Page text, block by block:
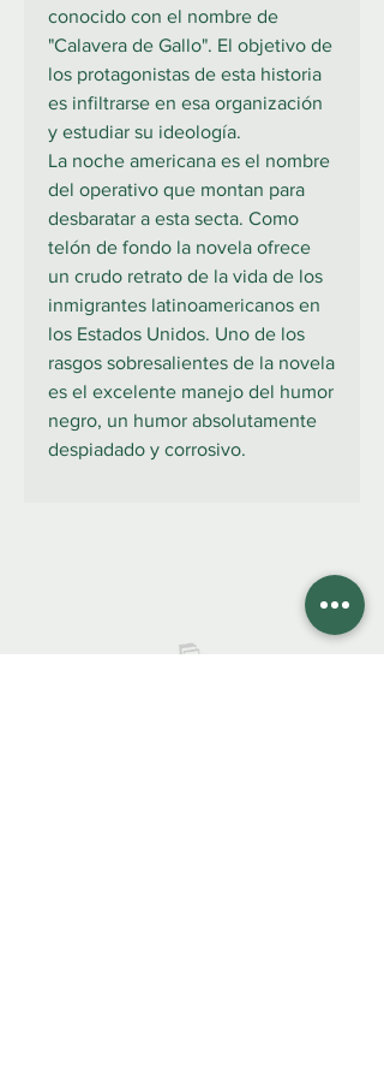
conocido con el nombre de
"Calavera de Gallo". El objetivo de
los protagonistas de esta historia
es infiltrarse en esa organización
y estudiar su ideología.
La noche americana es el nombre
del operativo que montan para
desbaratar a esta secta. Como
telón de fondo la novela ofrece
un crudo retrato de la vida de los
inmigrantes latinoamericanos en
los Estados Unidos. Uno de los
rasgos sobresalientes de la novela
es el excelente manejo del humor
negro, un humor absolutamente
despiadado y corrosivo.